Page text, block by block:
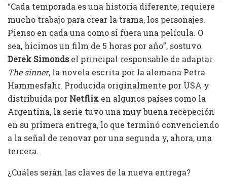
“Cada temporada es una historia diferente, requiere
mucho trabajo para crear la trama, los personajes.
Pienso en cada una como si fuera una película. O
sea, hicimos un film de 5 horas por año”, sostuvo
Derek Simondsel principal responsable de adaptar
The sinner, la novela escrita por la alemana Petra
Hammesfahr. Producida originalmente por USA y
distribuida por Netflix en algunos países como la
Argentina, la serie tuvo una muy buena recepeción
en su primera entrega, lo que terminó convenciendo
a la señal de renovar por una segunda y, ahora, una
tercera.
¿Cuáles serán las claves de la nueva entrega?